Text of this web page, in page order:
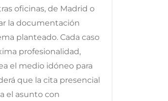
oficinas, de Madrid o
la documentación
planteado. Cada caso
profesionalidad,
el medio idóneo para
que la cita presencial
el asunto con